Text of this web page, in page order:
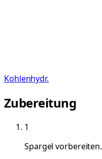
Kohlenhydr.
Zubereitung
1
Spargel vorbereiten.